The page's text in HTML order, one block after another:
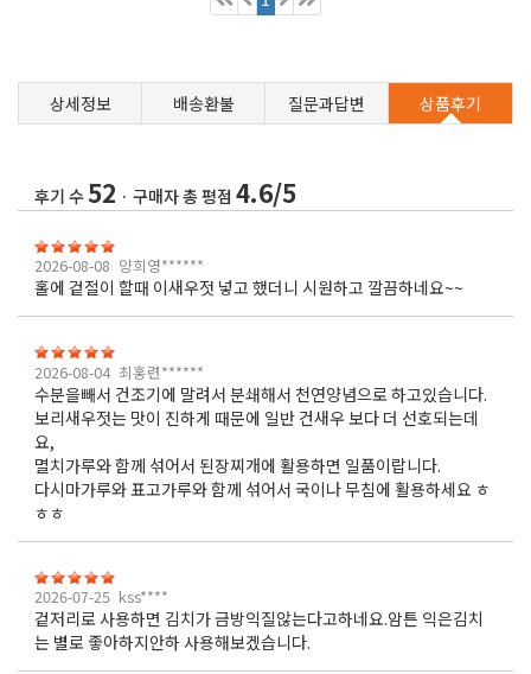
상세정보 배송환불 질문과답변 상품후기
후기 수52 · 구매자 총 평점 4.6/5
2026-08-08 양희영******
홀에 겉절이 할때 이새우젓 넣고 했더니 시원하고 깔끔하네요~~
2026-08-04 최홍련******
수분을빼서 건조기에 말려서 분쇄해서 천연양념으로 하고있습니다.
보리새우젓는 맛이 진하게 때문에 일반 건새우 보다 더 선호되는데
요,
멸치가루와 함께 섞어서 된장찌개에 활용하면 일품이랍니다.
다시마가루와 표고가루와 함께 섞어서 국이나 무침에 활용하세요 ㅎ
ㅎㅎ
2026-07-25 kss****
겉저리로 사용하면 김치가 금방익질않는다고하네요.암튼 익은김치
는 별로 좋아하지안하 사용해보겠습니다.